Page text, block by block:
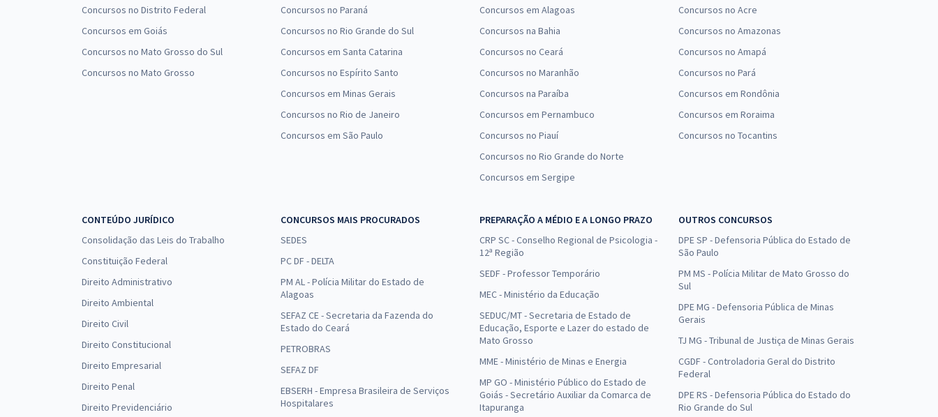
Concursos no Distrito Federal
Concursos em Goiás
Concursos no Mato Grosso do Sul
Concursos no Mato Grosso
Concursos no Paraná
Concursos no Rio Grande do Sul
Concursos em Santa Catarina
Concursos no Espírito Santo
Concursos em Minas Gerais
Concursos no Rio de Janeiro
Concursos em São Paulo
Concursos em Alagoas
Concursos na Bahia
Concursos no Ceará
Concursos no Maranhão
Concursos na Paraíba
Concursos em Pernambuco
Concursos no Piauí
Concursos no Rio Grande do Norte
Concursos em Sergipe
Concursos no Acre
Concursos no Amazonas
Concursos no Amapá
Concursos no Pará
Concursos em Rondônia
Concursos em Roraima
Concursos no Tocantins
CONTEÚDO JURÍDICO
Consolidação das Leis do Trabalho
Constituição Federal
Direito Administrativo
Direito Ambiental
Direito Civil
Direito Constitucional
Direito Empresarial
Direito Penal
Direito Previdenciário
CONCURSOS MAIS PROCURADOS
SEDES
PC DF - DELTA
PM AL - Polícia Militar do Estado de
Alagoas
SEFAZ CE - Secretaria da Fazenda do
Estado do Ceará
PETROBRAS
SEFAZ DF
EBSERH - Empresa Brasileira de Serviços
Hospitalares
PREPARAÇÃO A MÉDIO E A LONGO PRAZO
CRP SC - Conselho Regional de Psicologia -
12ª Região
SEDF - Professor Temporário
MEC - Ministério da Educação
SEDUC/MT - Secretaria de Estado de
Educação, Esporte e Lazer do estado de
Mato Grosso
MME - Ministério de Minas e Energia
MP GO - Ministério Público do Estado de
Goiás - Secretário Auxiliar da Comarca de
Itapuranga
OUTROS CONCURSOS
DPE SP - Defensoria Pública do Estado de
São Paulo
PM MS - Polícia Militar de Mato Grosso do
Sul
DPE MG - Defensoria Pública de Minas
Gerais
TJ MG - Tribunal de Justiça de Minas Gerais
CGDF - Controladoria Geral do Distrito
Federal
DPE RS - Defensoria Pública do Estado do
Rio Grande do Sul